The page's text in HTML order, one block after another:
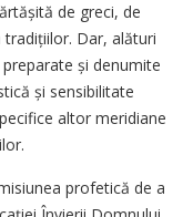
de greci, de
Dar, alături
și denumite
și sensibilitate
altor meridiane
profetică de a